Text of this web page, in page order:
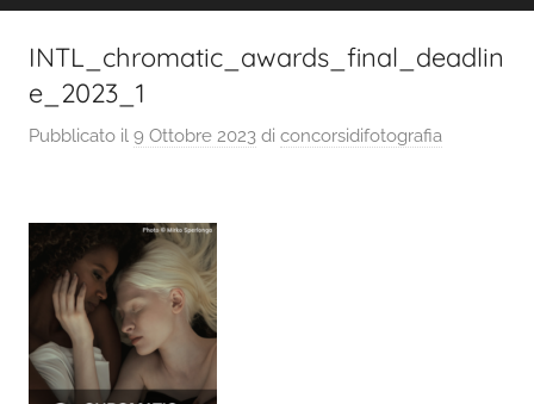
INTL_chromatic_awards_final_deadlin
e_2023_1
Pubblicato il 9 Ottobre 2023 di concorsidifotografia